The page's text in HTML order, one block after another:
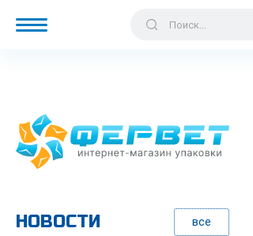
НОВОСТИ все